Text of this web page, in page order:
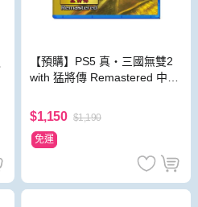
【預購】PS5 真・三國無雙2
with 猛將傳 Remastered 中文
$1,150 $1,190
免運